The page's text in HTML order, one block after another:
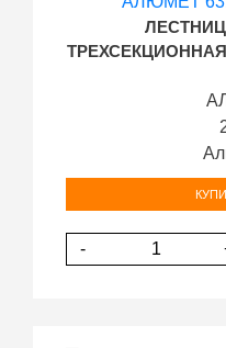
ТРЕХСЕКЦИОННАЯ
-